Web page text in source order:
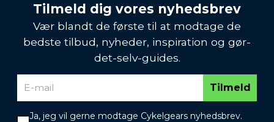
Tilmeld dig vores nyhedsbrev
Vær blandt de første til at modtage de
bedste tilbud, nyheder, inspiration og gør-
det-selv-guides.
Tilmeld
Ja, jeg vil gerne modtage Cykelgears nyhedsbrev.